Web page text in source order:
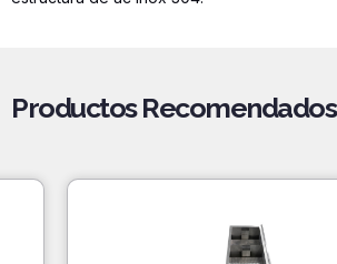
Productos Recomendados